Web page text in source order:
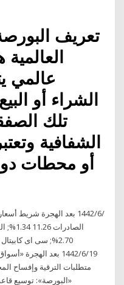
تعريف
عالمي
الشراء أو
تلك
الشفافية
أو محطات
19‏‏/6‏‏/1442 بعد
متطلبات الترقية وإفساح
«البورصة»: توسيع